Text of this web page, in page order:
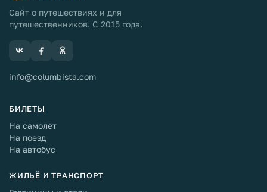
Сайт о путешествиях и для
путешественников. С 2015 года.
info@columbista.com
БИЛЕТЫ
На самолёт
На поезд
На автобус
ЖИЛЬЁ И ТРАНСПОРТ